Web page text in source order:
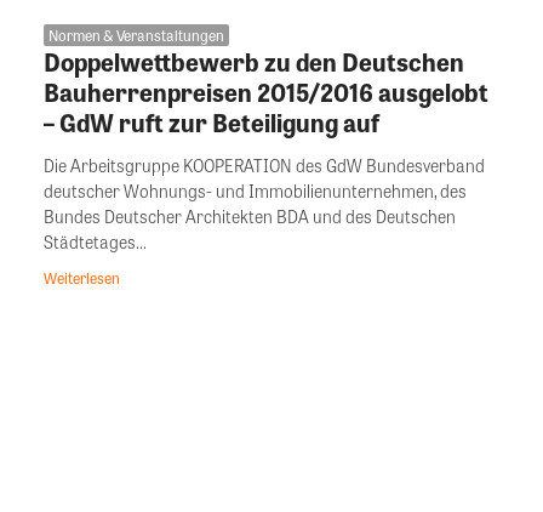
Normen & Veranstaltungen
Doppelwettbewerb zu den Deutschen
Bauherrenpreisen 2015/2016 ausgelobt
– GdW ruft zur Beteiligung auf
Die Arbeitsgruppe KOOPERATION des GdW Bundesverband
deutscher Wohnungs- und Immobilienunternehmen, des
Bundes Deutscher Architekten BDA und des Deutschen
Städtetages...
Weiterlesen